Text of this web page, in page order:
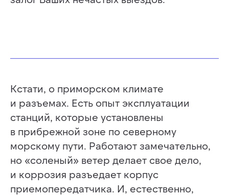
Кстати, о приморском климате
и разъемах. Есть опыт эксплуатации
станций, которые установлены
в прибрежной зоне по северному
морскому пути. Работают замечательно,
но «соленый» ветер делает свое дело,
и коррозия разъедает корпус
приемопередатчика. И, естественно,